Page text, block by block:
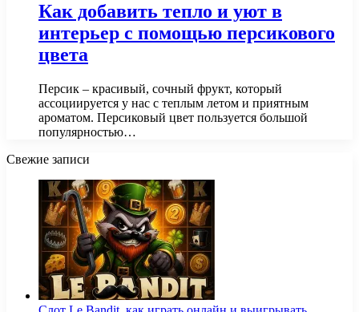
Как добавить тепло и уют в
интерьер с помощью персикового
цвета
Персик – красивый, сочный фрукт, который
ассоциируется у нас с теплым летом и приятным
ароматом. Персиковый цвет пользуется большой
популярностью…
Свежие записи